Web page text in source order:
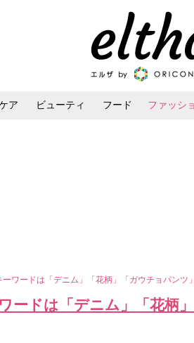
ア ビューティ フード ファッシ
ワードは「デニム」「花柄」「ガウチョパンツ」
ードは「デニム」「花柄